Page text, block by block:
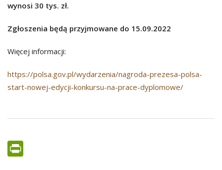
wynosi 30 tys. zł.
Zgłoszenia będą przyjmowane do 15.09.2022
Więcej informacji:
https://polsa.gov.pl/wydarzenia/nagroda-prezesa-polsa-
start-nowej-edycji-konkursu-na-prace-dyplomowe/